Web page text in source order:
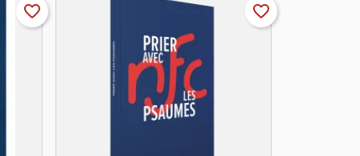
favorite_border favorite_border